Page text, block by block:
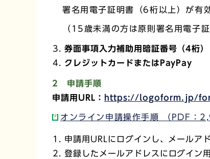
署名用電子証明書（6桁以上）が有
（15歳未満の方は原則署名用電子
券面事項入力補助用暗証番号（4桁）
クレジットカードまたはPayPay
2 申請手順
申請用URL：
https://logoform.jp/
オンライン申請操作手順 （PDF：
申請用URLにログインし、メールア
登録したメールアドレスにログイン